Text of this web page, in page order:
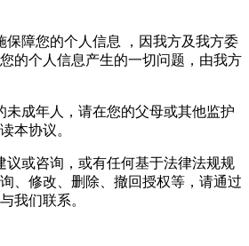
保障您的个人信息 ，因我方及我方委
的个人信息产生的一切问题，由我方
未成年人，请在您的父母或其他监护
本协议。
议或咨询，或有任何基于法律法规规
、修改、删除、撤回授权等，请通过
我们联系。